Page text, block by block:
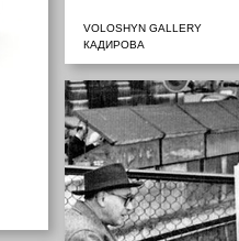
VOLOSHYN GALLERY
КАДИРОВА